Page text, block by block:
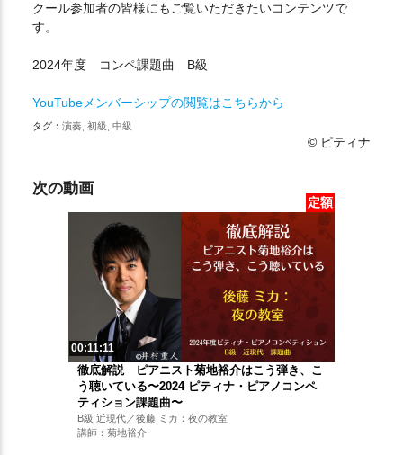
クール参加者の皆様にもご覧いただきたいコンテンツで
す。
2024年度 コンペ課題曲 B級
YouTubeメンバーシップの閲覧はこちらから
タグ： 演奏, 初級, 中級
© ピティナ
次の動画
定額
00:11:11
徹底解説 ピアニスト菊地裕介はこう弾き、こ
う聴いている〜2024 ピティナ・ピアノコンペ
ティション課題曲〜
B級 近現代／後藤 ミカ：夜の教室
講師：菊地裕介